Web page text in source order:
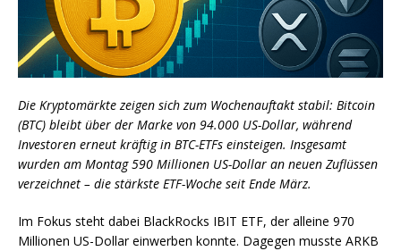
Die Kryptomärkte zeigen sich zum Wochenauftakt stabil: Bitcoin
(BTC) bleibt über der Marke von 94.000 US-Dollar, während
Investoren erneut kräftig in BTC-ETFs einsteigen. Insgesamt
wurden am Montag 590 Millionen US-Dollar an neuen Zuflüssen
verzeichnet – die stärkste ETF-Woche seit Ende März.
Im Fokus steht dabei BlackRocks IBIT ETF, der alleine 970
Millionen US-Dollar einwerben konnte. Dagegen musste ARKB